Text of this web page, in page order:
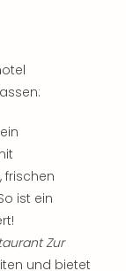
frischen
ist ein
Zur
und bietet